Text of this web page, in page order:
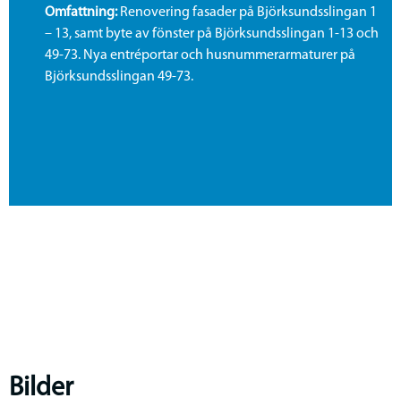
Omfattning: Renovering fasader på Björksundsslingan 1
– 13, samt byte av fönster på Björksundsslingan 1-13 och
49-73. Nya entréportar och husnummerarmaturer på
Björksundsslingan 49-73.
Bilder